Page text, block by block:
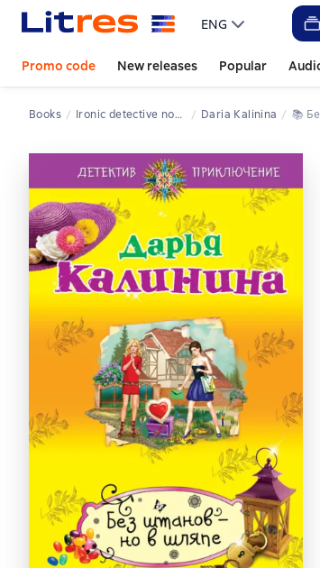
ENG
Promo code New releases Popular
Books Ironic detective novels Daria Kalinina 📚